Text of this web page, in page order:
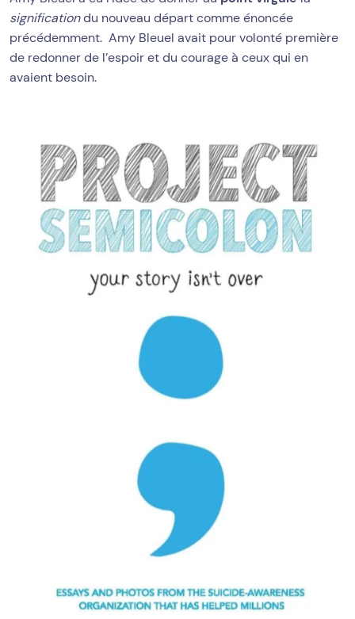
significationdu nouveau départ comme énoncée
précédemment. Amy Bleuel avait pour volonté première
de redonner de l’espoir et du courage à ceux qui en
avaient besoin.